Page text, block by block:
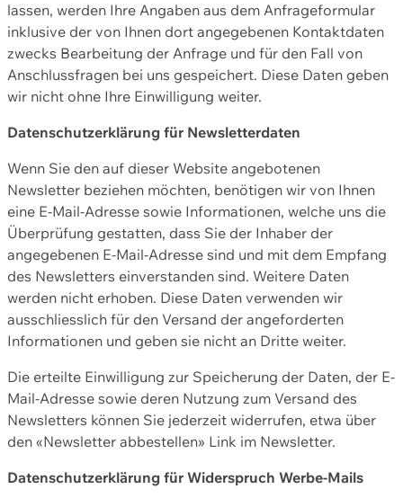
lassen, werden Ihre Angaben aus dem Anfrageformular
inklusive der von Ihnen dort angegebenen Kontaktdaten
zwecks Bearbeitung der Anfrage und für den Fall von
Anschlussfragen bei uns gespeichert. Diese Daten geben
wir nicht ohne Ihre Einwilligung weiter.
Datenschutzerklärung für Newsletterdaten
Wenn Sie den auf dieser Website angebotenen
Newsletter beziehen möchten, benötigen wir von Ihnen
eine E-Mail-Adresse sowie Informationen, welche uns die
Überprüfung gestatten, dass Sie der Inhaber der
angegebenen E-Mail-Adresse sind und mit dem Empfang
des Newsletters einverstanden sind. Weitere Daten
werden nicht erhoben. Diese Daten verwenden wir
ausschliesslich für den Versand der angeforderten
Informationen und geben sie nicht an Dritte weiter.
Die erteilte Einwilligung zur Speicherung der Daten, der E-
Mail-Adresse sowie deren Nutzung zum Versand des
Newsletters können Sie jederzeit widerrufen, etwa über
den «Newsletter abbestellen» Link im Newsletter.
Datenschutzerklärung für Widerspruch Werbe-Mails